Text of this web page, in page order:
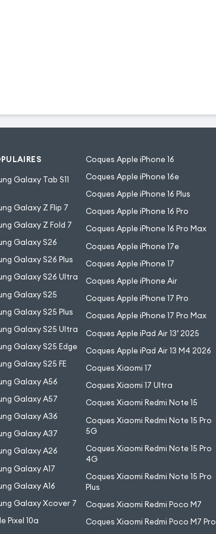
Galaxy Tab S11
Galaxy Z Flip 7
Galaxy Z Fold 7
Galaxy S26
Galaxy S26 Plus
Galaxy S26 Ultra
Galaxy S25
Galaxy S25 Plus
Galaxy S25 Ultra
Galaxy S25 Edge
Galaxy S25 FE
Galaxy A56
Galaxy A57
Galaxy A36
Galaxy A37
Galaxy A26
Galaxy A17
Galaxy A16
Galaxy Xcover 7
Pixel 10a
Coques Apple iPhone 16
Coques Apple iPhone 16e
Coques Apple iPhone 16 Plus
Coques Apple iPhone 16 Pro
Coques Apple iPhone 16 Pro Max
Coques Apple iPhone 17e
Coques Apple iPhone 17
Coques Apple iPhone Air
Coques Apple iPhone 17 Pro
Coques Apple iPhone 17 Pro Max
Coques Apple iPad Air 13’ 2025
Coques Apple iPad Air 13 M4 2026
Coques Xiaomi 17
Coques Xiaomi 17 Ultra
Coques Xiaomi Redmi Note 15
Coques Xiaomi Redmi Note 15 Pro
5G
Coques Xiaomi Redmi Note 15 Pro
4G
Coques Xiaomi Redmi Note 15 Pro
Plus
Coques Xiaomi Redmi Poco M7
Coques Xiaomi Redmi Poco M7 Pro